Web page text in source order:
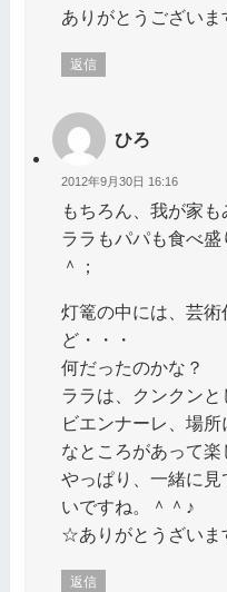
ありがとうございま
返信
ひろ
2012年9月30日 16:16
もちろん、我が家も
ララもパパも食べ盛
＾；
灯篭の中には、芸
ど・・・
何だったのかな？
ララは、クンクン
ビエンナーレ、場
なところがあって楽
やっぱり、一緒に
いですね。＾＾♪
☆ありがとうざいま
返信